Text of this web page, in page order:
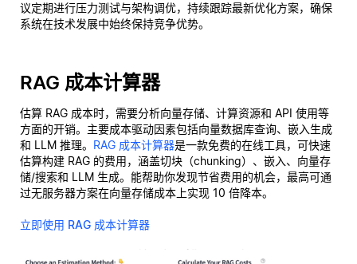
议定期进行压力测试与架构调优，持续跟踪最新优化方案，确保
系统在技术发展中始终保持竞争优势。
RAG 成本计算器
估算 RAG 成本时，需要分析向量存储、计算资源和 API 使用等
方面的开销。主要成本驱动因素包括向量数据库查询、嵌入生成
和 LLM 推理。 RAG 成本计算器是一款免费的在线工具，可快速
估算构建 RAG 的费用，涵盖切块（chunking）、嵌入、向量存
储/搜索和 LLM 生成。能帮助你发现节省费用的机会，最高可通
过无服务器方案在向量存储成本上实现 10 倍降本。
立即使用 RAG 成本计算器